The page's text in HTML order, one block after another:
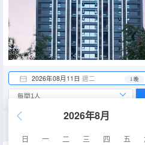
2026年08月11日 週二 1 晚
2026年8月
日 一 二 三 四 五